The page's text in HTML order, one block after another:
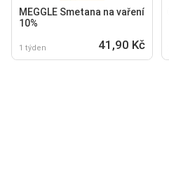
MEGGLE Smetana na vaření
10%
1 týden 41,90 Kč